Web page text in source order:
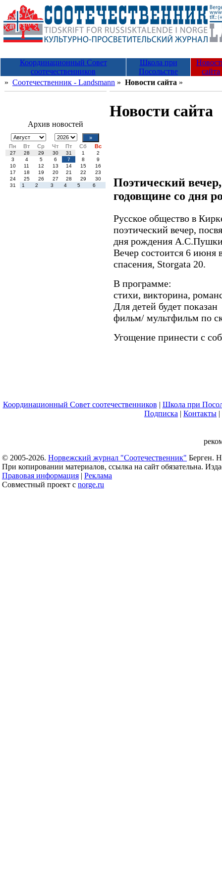
Координационный Совет
соотечественников
Школа при
Посольстве
сайта
» Соотечественник - Landsmann » Новости сайта »
Архив новостей
Пн Вт Ср Чт Пт Сб Вс
27 28 29 30 31 1
2
3
4 5 6 7 8
9
10
11 12 13 14 15
16
17
18 19 20 21 22
23
24
25 26 27 28 29
30
31
1 2 3 4 5 6
Новости сайта
Поэтический
годовщине со дня
Русское общество в
поэтический вечер,
дня рождения
Вечер состоится 6
спасения, Storgata 20.
В программе:
стихи, викторина,
Для детей будет показан
фильм/ мультфильм по
Угощение принести с
Координационный Совет соотечественников | Школа при
Подписка | Контакты |
© 2005-2026. Норвежский журнал "Соотечественник" Берген.
При копировании материалов, ссылка на сайт обязательна.
Правовая информация | Реклама
Совместный проект с norge.ru